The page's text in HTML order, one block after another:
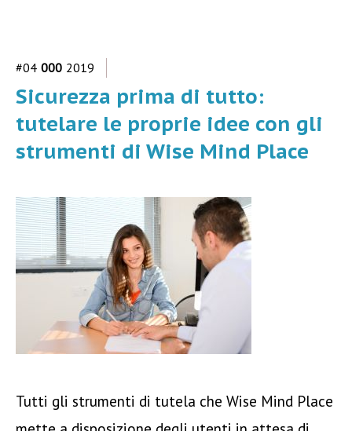
#04 000 2019
Sicurezza prima di tutto:
tutelare le proprie idee con gli
strumenti di Wise Mind Place
Tutti gli strumenti di tutela che Wise Mind Place